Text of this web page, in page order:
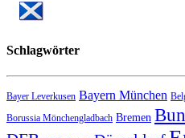
Schlagwörter
Bayer Leverkusen Bayern München
Borussia Mönchengladbach Bremen